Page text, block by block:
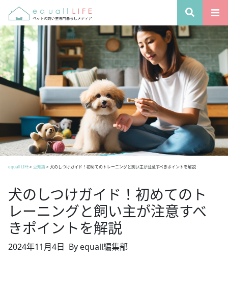
equall LIFE> 豆知識> 犬のしつけガイド！初めてのトレーニングと飼い主が注意すべきポイントを解説
犬のしつけガイド！初めてのト
レーニングと飼い主が注意すべ
きポイントを解説
2024年11月4日 By equall編集部